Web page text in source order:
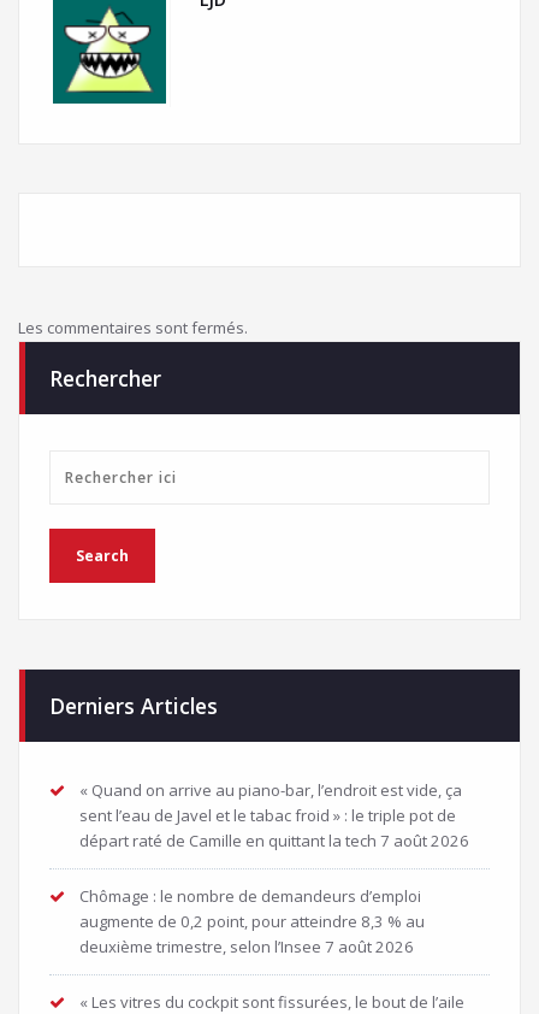
Les commentaires sont fermés.
Rechercher
Derniers Articles
« Quand on arrive au piano-bar, l’endroit est vide, ça
sent l’eau de Javel et le tabac froid » : le triple pot de
départ raté de Camille en quittant la tech 7 août 2026
Chômage : le nombre de demandeurs d’emploi
augmente de 0,2 point, pour atteindre 8,3 % au
deuxième trimestre, selon l’Insee 7 août 2026
« Les vitres du cockpit sont fissurées, le bout de l’aile